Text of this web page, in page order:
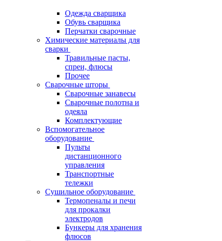
Одежда сварщика
Обувь сварщика
Перчатки сварочные
Химические материалы для
сварки
Травильные пасты,
спреи, флюсы
Прочее
Сварочные шторы
Сварочные занавесы
Сварочные полотна и
одеяла
Комплектующие
Вспомогательное
оборудование
Пульты
дистанционного
управления
Транспортные
тележки
Сушильное оборудование
Термопеналы и печи
для прокалки
электродов
Бункеры для хранения
флюсов